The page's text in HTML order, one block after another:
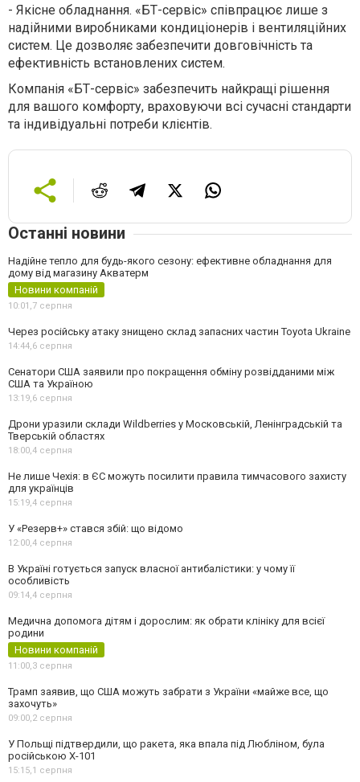
- Якісне обладнання. «БТ-сервіс» співпрацює лише з
надійними виробниками кондиціонерів і вентиляційних
систем. Це дозволяє забезпечити довговічність та
ефективність встановлених систем.
Компанія «БТ-сервіс» забезпечить найкращі рішення
для вашого комфорту, враховуючи всі сучасні стандарти
та індивідуальні потреби клієнтів.
Останні новини
Надійне тепло для будь-якого сезону: ефективне обладнання для
дому від магазину Акватерм
Новини компаній
10:01,7 серпня
Через російську атаку знищено склад запасних частин Toyota Ukraine
14:44,6 серпня
Сенатори США заявили про покращення обміну розвідданими між
США та Україною
13:19,6 серпня
Дрони уразили склади Wildberries у Московській, Ленінградській та
Тверській областях
18:00,4 серпня
Не лише Чехія: в ЄС можуть посилити правила тимчасового захисту
для українців
15:19,4 серпня
У «Резерв+» стався збій: що відомо
12:00,4 серпня
В Україні готується запуск власної антибалістики: у чому її
особливість
09:14,4 серпня
Медична допомога дітям і дорослим: як обрати клініку для всієї
родини
Новини компаній
11:00,3 серпня
Трамп заявив, що США можуть забрати з України «майже все, що
захочуть»
09:00,2 серпня
У Польщі підтвердили, що ракета, яка впала під Любліном, була
російською Х-101
15:15,1 серпня